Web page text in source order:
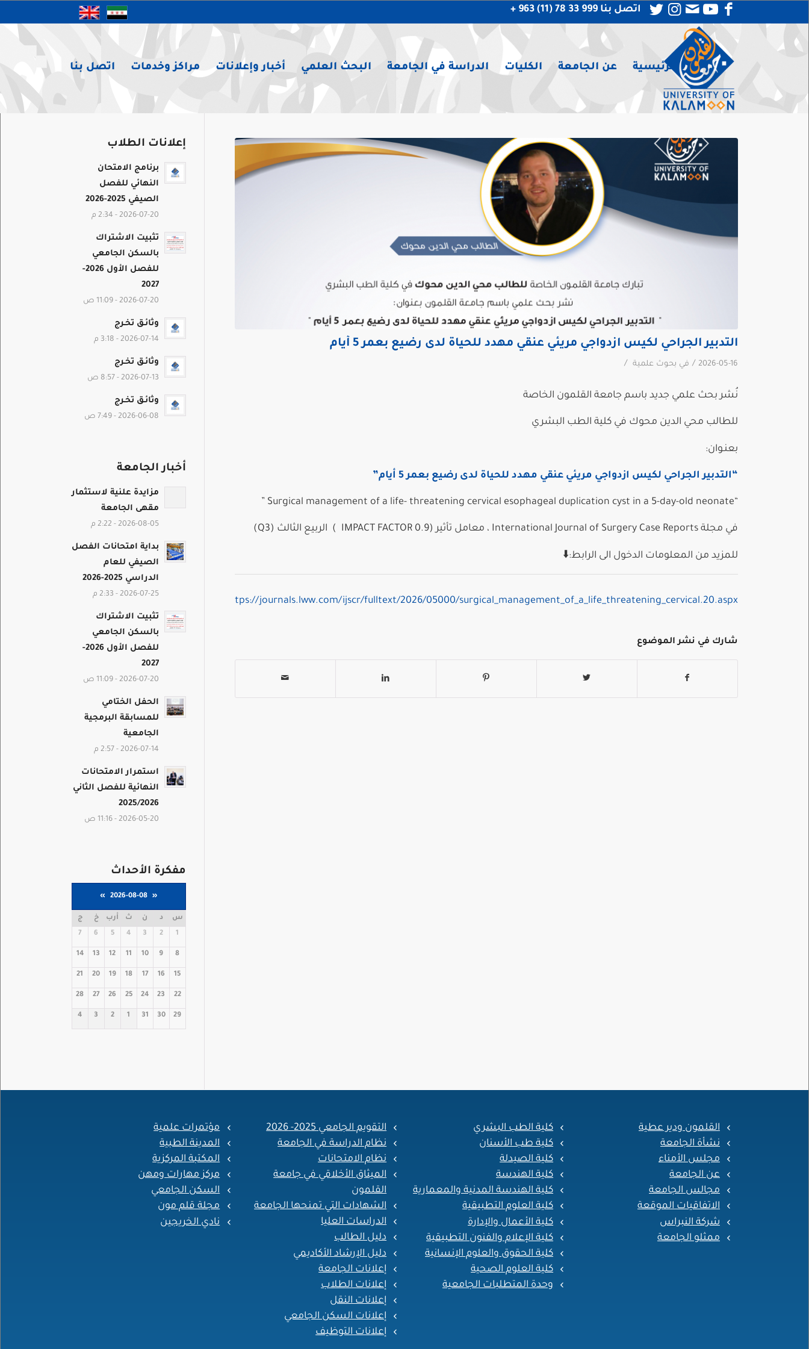
اتصل بنا 999 33 78 (11) 963 +
الرئيسية عن الجامعة الكليات الدراسة في الجامعة البحث العلمي أخبار وإعلانات مراكز وخدمات اتصل بنا
التدبير الجراحي لكيس ازدواجي مريئي عنقي مهدد للحياة لدى رضيع بعمر 5 أيام
2026-05-16
/ في بحوث علمية /
نُشر بحث علمي جديد باسم جامعة القلمون الخاصة
للطالب محي الدين محوك في كلية الطب البشري
بعنـوان:
“التدبير الجراحي لكيس ازدواجي مريئي عنقي مهدد للحياة لدى رضيع بعمر 5 أيام”
“Surgical management of a life- threatening cervical esophageal duplication cyst in a 5-day-old neonate ”
في مجلة International Journal of Surgery Case Reports ، معامل تأثير (IMPACT FACTOR 0.9 ) الربيع الثالث (Q3)
للمزيد من المعلومات الدخول الى الرابط:⬇️
https://journals.lww.com/ijscr/fulltext/2026/05000/surgical_management_of_a_life_threatening_cervical.20.aspx
شارك في نشر الموضوع
إعلانات الطلاب
برنامج الامتحان
النهائي للفصل
الصيفي 2025-2026
2026-07-20 - 2:34 م
تثبيت الاشتراك
بالسكن الجامعي
للفصل الأول 2026-
2027
2026-07-20 - 11:09 ص
وثائـق تخـرج
2026-07-14 - 3:18 م
وثائـق تخـرج
2026-07-13 - 8:57 ص
وثائـق تخـرج
2026-06-08 - 7:49 ص
أخبار الجامعة
مزايدة علنية لاستثمار
مقهى الجامعة
2026-08-05 - 2:22 م
بداية امتحانات الفصل
الصيفي للعام
الدراسي 2025-2026
2026-07-25 - 2:33 م
تثبيت الاشتراك
بالسكن الجامعي
للفصل الأول 2026-
2027
2026-07-20 - 11:09 ص
الحفل الختامي
للمسابقة البرمجية
الجامعية
2026-07-14 - 2:57 م
استمرار الامتحانات
النهائية للفصل الثاني
2025/2026
2026-05-20 - 11:16 ص
مفكرة الأحداث
«
2026-08-08
»
س د ن ث أرب خ
ج
1
2
3
4
5
6
7
8
9
10
11
12
13
14
15
16
17
18
19
20
21
22
23
24
25
26
27
28
29
30
31
1
2
3
4
القلمون ودير عطية
نشأة الجامعة
مجلس الأمناء
عن الجامعة
مجالس الجامعة
الاتفاقيات الموقعة
شركة النبراس
ممثلو الجامعة
كلية الطب البشري
كلية طب الأسنان
كلية الصيدلة
كلية الهندسة
كلية الهندسة المدنية والمعمارية
كلية العلوم التطبيقية
كلية الأعمال والإدارة
كلية الإعلام والفنون التطبيقية
كلية الحقوق والعلوم الإنسانية
كلية العلوم الصحية
وحدة المتطلبات الجامعية
التقويم الجامعي 2025- 2026
نظام الدراسة في الجامعة
نظام الامتحانات
الميثاق الأخلاقي في جامعة
القلمون
الشهادات التي تمنحها الجامعة
الدراسات العليا
دليل الطالب
دليل الإرشاد الأكاديمي
إعلانات الجامعة
إعلانات الطلاب
إعلانات النقل
إعلانات السكن الجامعي
إعلانات التوظيف
مؤتمرات علمية
المدينة الطبية
المكتبة المركزية
مركز مهارات ومهن
السكن الجامعي
مجلة قلم مون
نادي الخريجين